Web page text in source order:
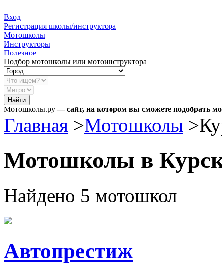
Вход
Регистрация школы/инструктора
Мотошколы
Инструкторы
Полезное
Подбор мотошколы или мотоинструктора
Найти
Мотошколы.ру — сайт, на котором вы сможете подобрать
Главная >Мотошколы >
Мотошколы в
Найдено 5 мотошкол
Автопрестиж